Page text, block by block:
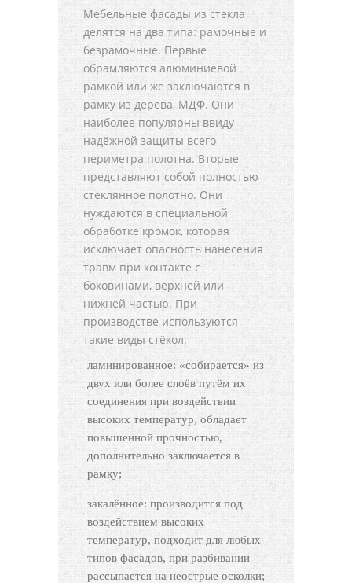
Мебельные фасады из стекла
делятся на два типа: рамочные и
безрамочные. Первые
обрамляются алюминиевой
рамкой или же заключаются в
рамку из дерева, МДФ. Они
наиболее популярны ввиду
надёжной защиты всего
периметра полотна. Вторые
представляют собой полностью
стеклянное полотно. Они
нуждаются в специальной
обработке кромок, которая
исключает опасность нанесения
травм при контакте с
боковинами, верхней или
нижней частью. При
производстве используются
такие виды стёкол:
ламинированное: «собирается» из
двух или более слоёв путём их
соединения при воздействии
высоких температур, обладает
повышенной прочностью,
дополнительно заключается в
рамку;
закалённое: производится под
воздействием высоких
температур, подходит для любых
типов фасадов, при разбивании
рассыпается на неострые осколки;